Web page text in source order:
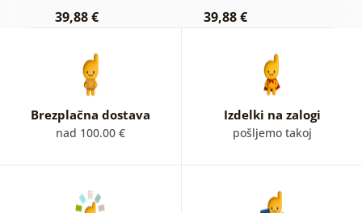
39,88 € 39,88 €
Brezplačna dostava
nad 100.00 €
Izdelki na zalogi
pošljemo takoj